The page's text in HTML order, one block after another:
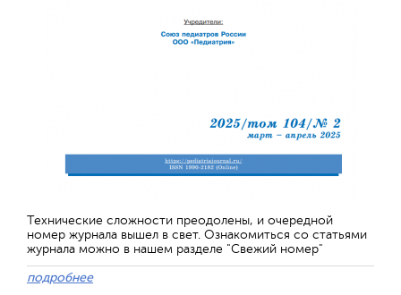
Технические сложности преодолены, и очередной
номер журнала вышел в свет. Ознакомиться со статьями
журнала можно в нашем разделе "Свежий номер"
подробнее